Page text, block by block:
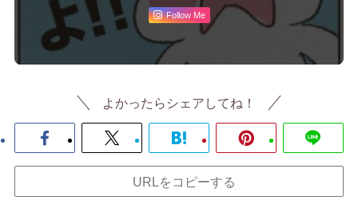
Follow Me
よかったらシェアしてね！
URLをコピーする